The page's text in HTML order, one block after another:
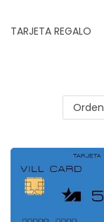
TARJETA REGALO